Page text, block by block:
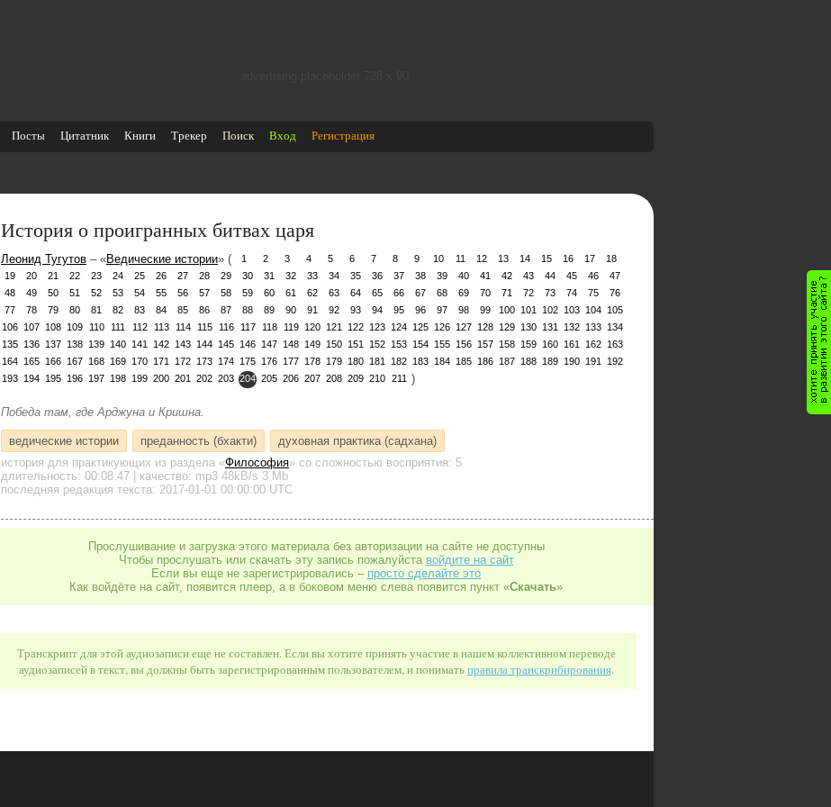
Посты Цитатник Книги Трекер Поиск Вход Регистрация
История о проигранных битвах царя
Леонид Тугутов – «Ведические истории» ( 1 2 3 4 5 6 7 8 9 10 11 12 13 14 15 16 17
18
19
20 21 22 23 24 25 26 27 28 29 30 31 32 33 34 35 36 37 38 39 40 41 42 43 44 45 46
47
48
49 50 51 52 53 54 55 56 57 58 59 60 61 62 63 64 65 66 67 68 69 70 71 72 73 74 75
76
77
78 79 80 81 82 83 84 85 86 87 88 89 90 91 92 93 94 95 96 97 98 99 100 101 102 103 104 105
106 107 108 109 110 111 112 113 114 115 116 117 118 119 120 121 122 123 124 125 126 127 128 129 130 131 132 133 134
135 136 137 138 139 140 141 142 143 144 145 146 147 148 149 150 151 152 153 154 155 156 157 158 159 160 161 162 163
164 165 166 167 168 169 170 171 172 173 174 175 176 177 178 179 180 181 182 183 184 185 186 187 188 189 190 191
192
193 194 195 196 197 198 199 200 201 202 203 204 205 206 207 208 209 210 211 )
Победа там, где Арджуна и Кришна.
ведические истории преданность (бхакти)
духовная практика (садхана)
история для практикующих из раздела «Философия» со сложностью восприятия: 5
длительность: 00:08:47 | качество: mp3 48kB/s 3 Mb
последняя редакция текста: 2017-01-01 00:00:00 UTC
Прослушивание и загрузка этого материала без авторизации на сайте не доступны
Чтобы прослушать или скачать эту запись пожалуйста войдите на сайт
Если вы еще не зарегистрировались – просто сделайте это
Как войдёте на сайт, появится плеер, а в боковом меню слева появится пункт «Скачать»
Транскрипт для этой аудиозаписи еще не составлен. Если вы хотите принять участие в нашем коллективном переводе
аудиозаписей в текст, вы должны быть зарегистрированным пользователем, и пониматьправила транскрибирования.